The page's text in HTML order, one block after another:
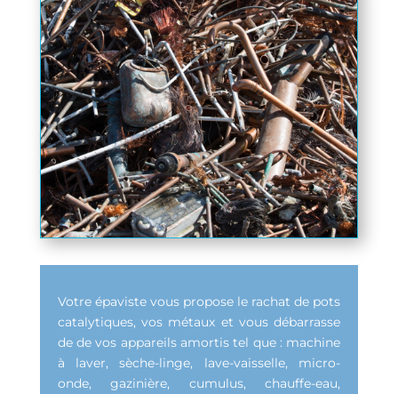
Votre épaviste vous propose le rachat de pots
catalytiques, vos métaux et vous débarrasse
de de vos appareils amortis tel que : machine
à laver, sèche-linge, lave-vaisselle, micro-
onde, gazinière, cumulus, chauffe-eau,